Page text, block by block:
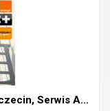
Serwis A...